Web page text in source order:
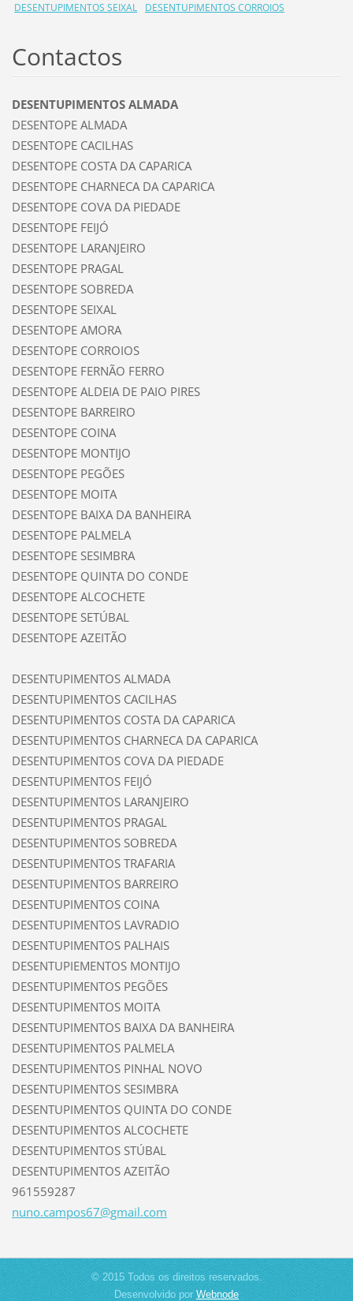
DESENTUPIMENTOS SEIXAL
DESENTUPIMENTOS CORROIOS
Contactos
DESENTUPIMENTOS ALMADA
DESENTOPE ALMADA
DESENTOPE CACILHAS
DESENTOPE COSTA DA CAPARICA
DESENTOPE CHARNECA DA CAPARICA
DESENTOPE COVA DA PIEDADE
DESENTOPE FEIJÓ
DESENTOPE LARANJEIRO
DESENTOPE PRAGAL
DESENTOPE SOBREDA
DESENTOPE SEIXAL
DESENTOPE AMORA
DESENTOPE CORROIOS
DESENTOPE FERNÃO FERRO
DESENTOPE ALDEIA DE PAIO PIRES
DESENTOPE BARREIRO
DESENTOPE COINA
DESENTOPE MONTIJO
DESENTOPE PEGÕES
DESENTOPE MOITA
DESENTOPE BAIXA DA BANHEIRA
DESENTOPE PALMELA
DESENTOPE SESIMBRA
DESENTOPE QUINTA DO CONDE
DESENTOPE ALCOCHETE
DESENTOPE SETÚBAL
DESENTOPE AZEITÃO
DESENTUPIMENTOS ALMADA
DESENTUPIMENTOS CACILHAS
DESENTUPIMENTOS COSTA DA CAPARICA
DESENTUPIMENTOS CHARNECA DA CAPARICA
DESENTUPIMENTOS COVA DA PIEDADE
DESENTUPIMENTOS FEIJÓ
DESENTUPIMENTOS LARANJEIRO
DESENTUPIMENTOS PRAGAL
DESENTUPIMENTOS SOBREDA
DESENTUPIMENTOS TRAFARIA
DESENTUPIMENTOS BARREIRO
DESENTUPIMENTOS COINA
DESENTUPIMENTOS LAVRADIO
DESENTUPIMENTOS PALHAIS
DESENTUPIEMENTOS MONTIJO
DESENTUPIMENTOS PEGÕES
DESENTUPIMENTOS MOITA
DESENTUPIMENTOS BAIXA DA BANHEIRA
DESENTUPIMENTOS PALMELA
DESENTUPIMENTOS PINHAL NOVO
DESENTUPIMENTOS SESIMBRA
DESENTUPIMENTOS QUINTA DO CONDE
DESENTUPIMENTOS ALCOCHETE
DESENTUPIMENTOS STÚBAL
DESENTUPIMENTOS AZEITÃO
961559287
nuno.campos67@gmail.com
© 2015 Todos os direitos reservados.
Desenvolvido porWebnode